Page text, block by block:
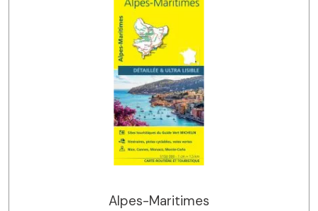
Alpes-Maritimes